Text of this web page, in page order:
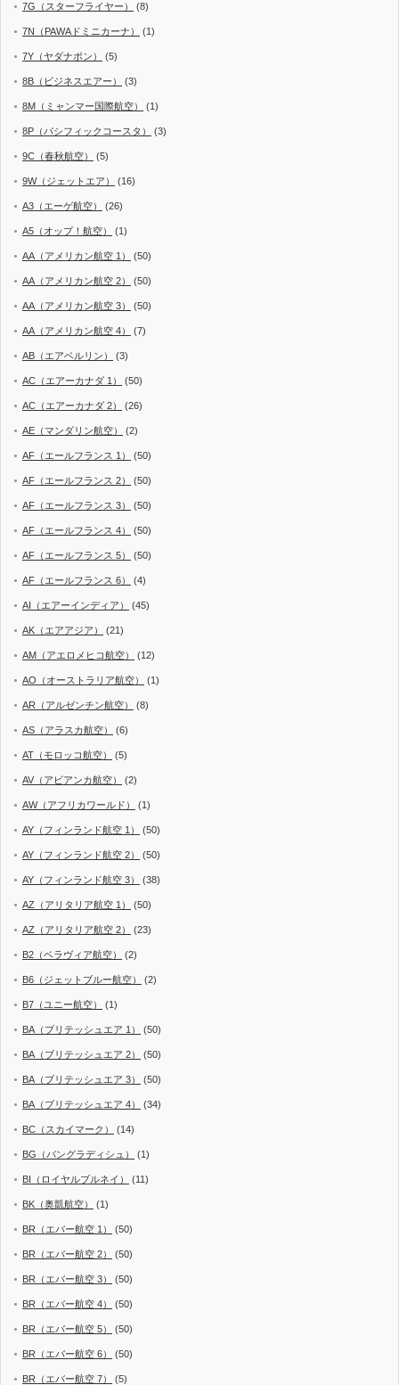
7G（スターフライヤー） (8)
7N（PAWAドミニカーナ） (1)
7Y（ヤダナポン） (5)
8B（ビジネスエアー） (3)
8M（ミャンマー国際航空） (1)
8P（パシフィックコースタ） (3)
9C（春秋航空） (5)
9W（ジェットエア） (16)
A3（エーゲ航空） (26)
A5（オップ！航空） (1)
AA（アメリカン航空 1） (50)
AA（アメリカン航空 2） (50)
AA（アメリカン航空 3） (50)
AA（アメリカン航空 4） (7)
AB（エアベルリン） (3)
AC（エアーカナダ 1） (50)
AC（エアーカナダ 2） (26)
AE（マンダリン航空） (2)
AF（エールフランス 1） (50)
AF（エールフランス 2） (50)
AF（エールフランス 3） (50)
AF（エールフランス 4） (50)
AF（エールフランス 5） (50)
AF（エールフランス 6） (4)
AI（エアーインディア） (45)
AK（エアアジア） (21)
AM（アエロメヒコ航空） (12)
AO（オーストラリア航空） (1)
AR（アルゼンチン航空） (8)
AS（アラスカ航空） (6)
AT（モロッコ航空） (5)
AV（アビアンカ航空） (2)
AW（アフリカワールド） (1)
AY（フィンランド航空 1） (50)
AY（フィンランド航空 2） (50)
AY（フィンランド航空 3） (38)
AZ（アリタリア航空 1） (50)
AZ（アリタリア航空 2） (23)
B2（ベラヴィア航空） (2)
B6（ジェットブルー航空） (2)
B7（ユニー航空） (1)
BA（ブリテッシュエア 1） (50)
BA（ブリテッシュエア 2） (50)
BA（ブリテッシュエア 3） (50)
BA（ブリテッシュエア 4） (34)
BC（スカイマーク） (14)
BG（バングラディシュ） (1)
BI（ロイヤルブルネイ） (11)
BK（奥凱航空） (1)
BR（エバー航空 1） (50)
BR（エバー航空 2） (50)
BR（エバー航空 3） (50)
BR（エバー航空 4） (50)
BR（エバー航空 5） (50)
BR（エバー航空 6） (50)
BR（エバー航空 7） (5)